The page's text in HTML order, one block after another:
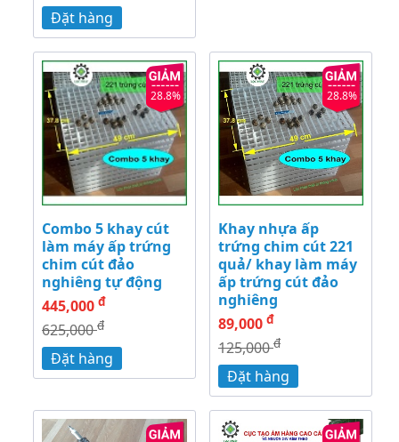
Đặt hàng
28.8%
Combo 5 khay cút
làm máy ấp trứng
chim cút đảo
nghiêng tự động
445,000 đ
625,000đ
Đặt hàng
28.8%
Khay nhựa ấp
trứng chim cút 221
quả/ khay làm máy
ấp trứng cút đảo
nghiêng
89,000 đ
125,000đ
Đặt hàng